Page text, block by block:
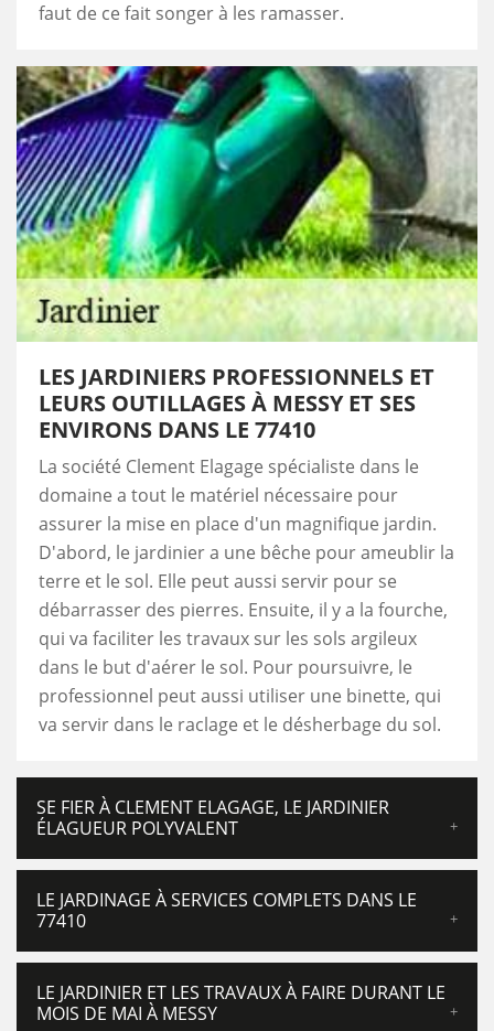
faut de ce fait songer à les ramasser.
LES JARDINIERS PROFESSIONNELS ET
LEURS OUTILLAGES À MESSY ET SES
ENVIRONS DANS LE 77410
La société Clement Elagage spécialiste dans le
domaine a tout le matériel nécessaire pour
assurer la mise en place d'un magnifique jardin.
D'abord, le jardinier a une bêche pour ameublir la
terre et le sol. Elle peut aussi servir pour se
débarrasser des pierres. Ensuite, il y a la fourche,
qui va faciliter les travaux sur les sols argileux
dans le but d'aérer le sol. Pour poursuivre, le
professionnel peut aussi utiliser une binette, qui
va servir dans le raclage et le désherbage du sol.
SE FIER À CLEMENT ELAGAGE, LE JARDINIER
ÉLAGUEUR POLYVALENT
LE JARDINAGE À SERVICES COMPLETS DANS LE
77410
LE JARDINIER ET LES TRAVAUX À FAIRE DURANT LE
MOIS DE MAI À MESSY